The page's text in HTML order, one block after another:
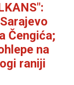
Čengića;
na
raniji